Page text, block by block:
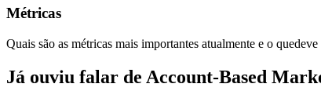
Métricas
Quais são as métricas mais importantes atualmente e o
Já ouviu falar de Account-Based